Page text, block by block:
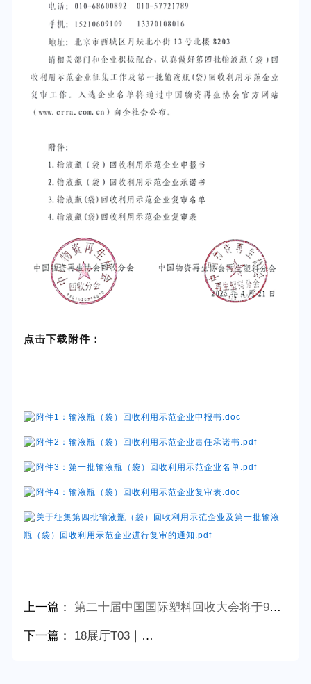
点击下载附件：
附件1：输液瓶（袋）回收利用示范企业申报书.doc
附件2：输液瓶（袋）回收利用示范企业责任承诺书.pdf
附件3：第一批输液瓶（袋）回收利用示范企业名单.pdf
附件4：输液瓶（袋）回收利用示范企业复审表.doc
关于征集第四批输液瓶（袋）回收利用示范企业及第一批输液
瓶（袋）回收利用示范企业进行复审的通知.pdf
上一篇：第二十届中国国际塑料回收大会将于9月24－26日在郑州举办
下一篇： 18展厅T03｜再生塑料分会邀您相聚深圳2025CHINAPLAS国际橡塑展